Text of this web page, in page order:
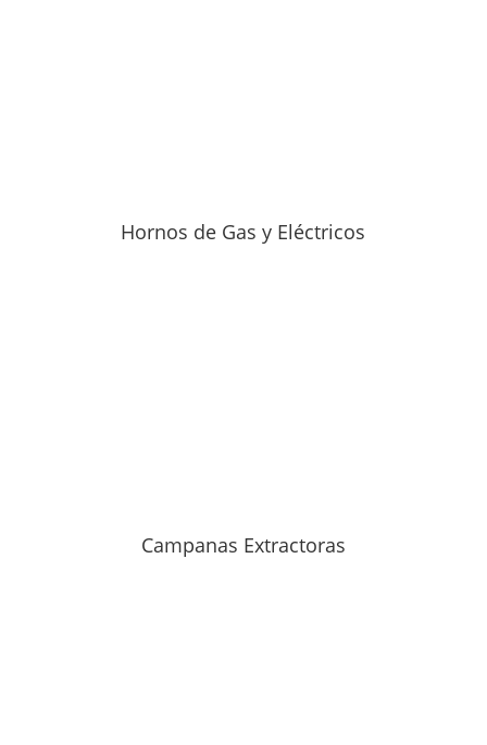
Hornos de Gas y Eléctricos
Campanas Extractoras